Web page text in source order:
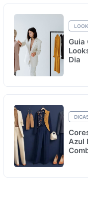
Guia
Dia
Azul